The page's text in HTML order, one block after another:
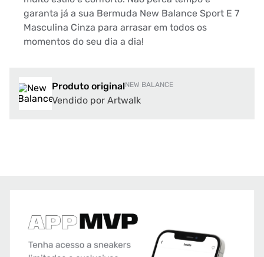
garanta já a sua Bermuda New Balance Sport E 7
Masculina Cinza para arrasar em todos os
momentos do seu dia a dia!
Produto originalNEW BALANCE
Vendido por Artwalk